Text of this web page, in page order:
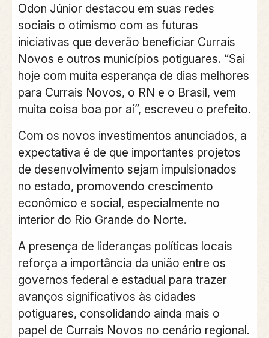
Odon Júnior destacou em suas redes
sociais o otimismo com as futuras
iniciativas que deverão beneficiar Currais
Novos e outros municípios potiguares. “Sai
hoje com muita esperança de dias melhores
para Currais Novos, o RN e o Brasil, vem
muita coisa boa por aí”, escreveu o prefeito.
Com os novos investimentos anunciados, a
expectativa é de que importantes projetos
de desenvolvimento sejam impulsionados
no estado, promovendo crescimento
econômico e social, especialmente no
interior do Rio Grande do Norte.
A presença de lideranças políticas locais
reforça a importância da união entre os
governos federal e estadual para trazer
avanços significativos às cidades
potiguares, consolidando ainda mais o
papel de Currais Novos no cenário regional.